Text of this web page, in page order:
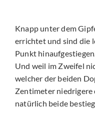
Knapp unter dem
errichtet und sind die
Punkt
Und weil im Zweifel
welcher der beiden
Zentimeter niedrigere
natürlich beide